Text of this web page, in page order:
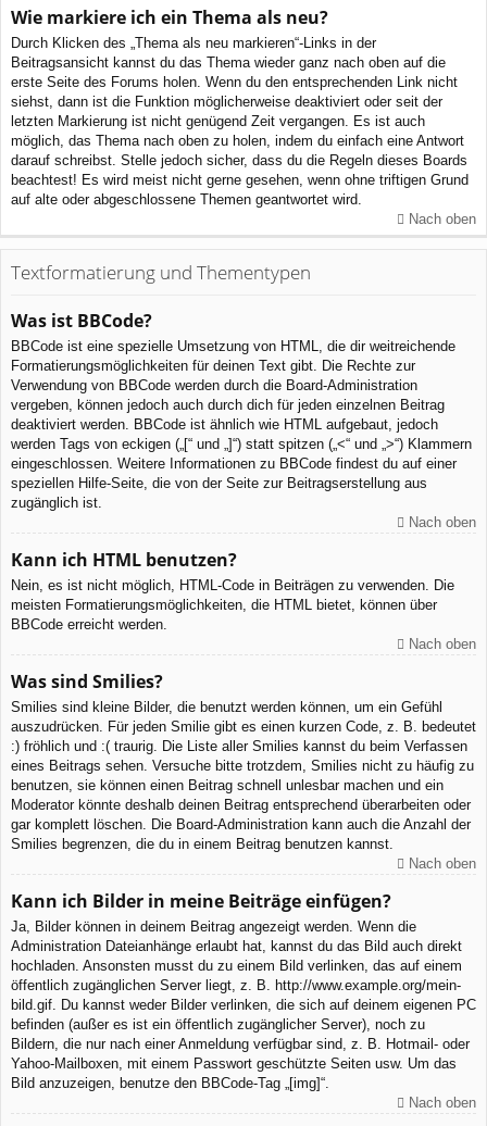
Wie markiere ich ein Thema als neu?
Durch Klicken des „Thema als neu markieren“-Links in der
Beitragsansicht kannst du das Thema wieder ganz nach oben auf die
erste Seite des Forums holen. Wenn du den entsprechenden Link nicht
siehst, dann ist die Funktion möglicherweise deaktiviert oder seit der
letzten Markierung ist nicht genügend Zeit vergangen. Es ist auch
möglich, das Thema nach oben zu holen, indem du einfach eine Antwort
darauf schreibst. Stelle jedoch sicher, dass du die Regeln dieses Boards
beachtest! Es wird meist nicht gerne gesehen, wenn ohne triftigen Grund
auf alte oder abgeschlossene Themen geantwortet wird.
Nach oben
Textformatierung und Thementypen
Was ist BBCode?
BBCode ist eine spezielle Umsetzung von HTML, die dir weitreichende
Formatierungsmöglichkeiten für deinen Text gibt. Die Rechte zur
Verwendung von BBCode werden durch die Board-Administration
vergeben, können jedoch auch durch dich für jeden einzelnen Beitrag
deaktiviert werden. BBCode ist ähnlich wie HTML aufgebaut, jedoch
werden Tags von eckigen („[“ und „]“) statt spitzen („<“ und „>“) Klammern
eingeschlossen. Weitere Informationen zu BBCode findest du auf einer
speziellen Hilfe-Seite, die von der Seite zur Beitragserstellung aus
zugänglich ist.
Nach oben
Kann ich HTML benutzen?
Nein, es ist nicht möglich, HTML-Code in Beiträgen zu verwenden. Die
meisten Formatierungsmöglichkeiten, die HTML bietet, können über
BBCode erreicht werden.
Nach oben
Was sind Smilies?
Smilies sind kleine Bilder, die benutzt werden können, um ein Gefühl
auszudrücken. Für jeden Smilie gibt es einen kurzen Code, z. B. bedeutet
:) fröhlich und :( traurig. Die Liste aller Smilies kannst du beim Verfassen
eines Beitrags sehen. Versuche bitte trotzdem, Smilies nicht zu häufig zu
benutzen, sie können einen Beitrag schnell unlesbar machen und ein
Moderator könnte deshalb deinen Beitrag entsprechend überarbeiten oder
gar komplett löschen. Die Board-Administration kann auch die Anzahl der
Smilies begrenzen, die du in einem Beitrag benutzen kannst.
Nach oben
Kann ich Bilder in meine Beiträge einfügen?
Ja, Bilder können in deinem Beitrag angezeigt werden. Wenn die
Administration Dateianhänge erlaubt hat, kannst du das Bild auch direkt
hochladen. Ansonsten musst du zu einem Bild verlinken, das auf einem
öffentlich zugänglichen Server liegt, z. B. http://www.example.org/mein-
bild.gif. Du kannst weder Bilder verlinken, die sich auf deinem eigenen PC
befinden (außer es ist ein öffentlich zugänglicher Server), noch zu
Bildern, die nur nach einer Anmeldung verfügbar sind, z. B. Hotmail- oder
Yahoo-Mailboxen, mit einem Passwort geschützte Seiten usw. Um das
Bild anzuzeigen, benutze den BBCode-Tag „[img]“.
Nach oben